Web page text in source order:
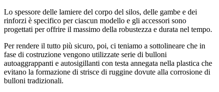
Lo spessore delle lamiere del corpo del silos, delle gambe e dei
rinforzi è specifico per ciascun modello e gli accessori sono
progettati per offrire il massimo della robustezza e durata nel tempo.
Per rendere il tutto più sicuro, poi, ci teniamo a sottolineare che in
fase di costruzione vengono utilizzate serie di bulloni
autoaggrappanti e autosigillanti con testa annegata nella plastica che
evitano la formazione di strisce di ruggine dovute alla corrosione di
bulloni tradizionali.